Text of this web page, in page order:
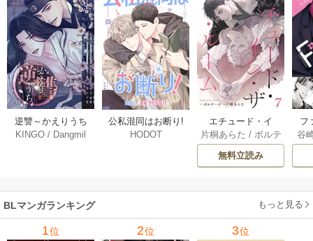
逆讐～かえりうち
～【タテヨミ】 36
KINGO / Dangmil
公私混同はお断り!
【タテヨミ】 67巻
HODOT
エチュード・イ
ン・ザ・ルーム[Blu
Mellow] 7巻
片桐あらた / ボルテ
ージ
無料立読み
フ
～
ア
谷
BLマンガランキング もっと見る
1位 2位 3位